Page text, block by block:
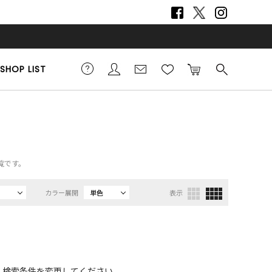
SHOP LIST
す。
カラー展開 単色 表示